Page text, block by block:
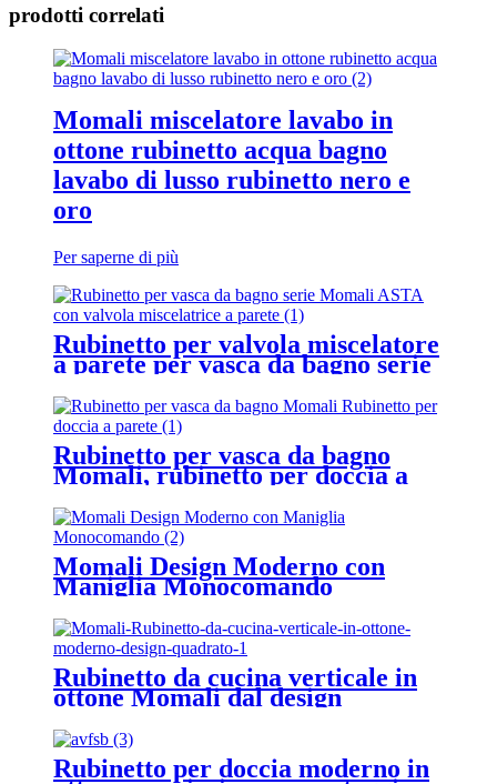
prodotti correlati
Momali miscelatore lavabo in
ottone rubinetto acqua bagno
lavabo di lusso rubinetto nero e
oro
Per saperne di più
Rubinetto per valvola miscelatore
a parete per vasca da bagno serie
Momali ASTA
Rubinetto per vasca da bagno
Momali, rubinetto per doccia a
Momali Design Moderno con
Maniglia Monocomando
Rubinetto da cucina verticale in
ottone Momali dal design
Rubinetto per doccia moderno in